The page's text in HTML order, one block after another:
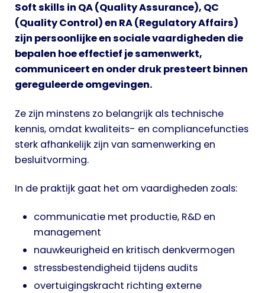
Soft skills in QA (Quality Assurance), QC
(Quality Control) en RA (Regulatory Affairs)
zijn persoonlijke en sociale vaardigheden die
bepalen hoe effectief je samenwerkt,
communiceert en onder druk presteert binnen
gereguleerde omgevingen.
Ze zijn minstens zo belangrijk als technische
kennis, omdat kwaliteits- en compliancefuncties
sterk afhankelijk zijn van samenwerking en
besluitvorming.
In de praktijk gaat het om vaardigheden zoals:
communicatie met productie, R&D en
management
nauwkeurigheid en kritisch denkvermogen
stressbestendigheid tijdens audits
overtuigingskracht richting externe